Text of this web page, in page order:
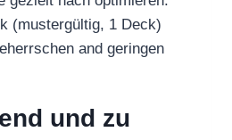
(mustergültig, 1 Deck)
and geringen
und zu